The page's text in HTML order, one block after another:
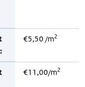
€5,50 /m2
€11,00/m2